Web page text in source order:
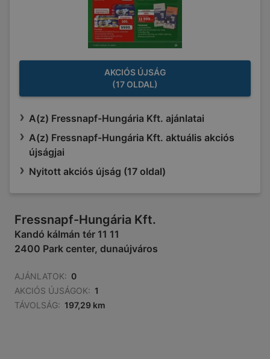
AKCIÓS ÚJSÁG
(17 OLDAL)
A(z) Fressnapf-Hungária Kft. ajánlatai
A(z) Fressnapf-Hungária Kft. aktuális akciós
újságjai
Nyitott akciós újság (17 oldal)
Fressnapf-Hungária Kft.
Kandó kálmán tér 11 11
2400 Park center, dunaújváros
AJÁNLATOK: 0
AKCIÓS ÚJSÁGOK: 1
TÁVOLSÁG: 197,29 km